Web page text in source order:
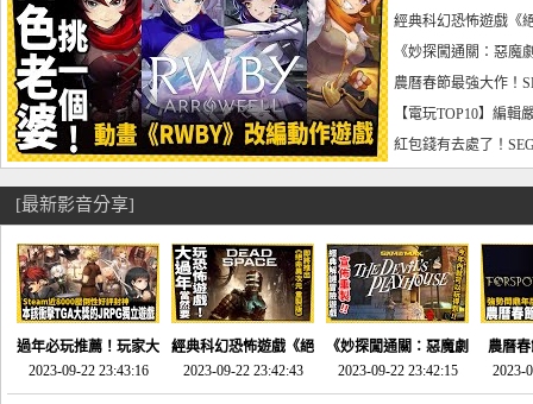
宅速配20230126
經典科幻恐怖遊戲《
懼體驗-電玩宅速配
《妙探闖通關：惡
到!!-電玩宅速配
農曆春節最強大作！
電玩宅速配20230123
【電玩TOP10】編
了，封面圖直接雷你
紅包錢有去處了！
宅速配20230119
[最新影音分享]
過年必玩推薦！玩家大
推的JRPG神作《神之
天平》介紹！-電玩宅
2023-09-22 23:43:16
經典科幻恐怖遊戲《絕
命異次元 重製版》重
回「石村號」的恐懼體
2023-09-22 23:42:43
《妙探闖通關：惡魔劇
場》將推出「重製
版」!!!今年就能玩到!!-
2023-09-22 23:42:15
農曆
SE社
動作角
2023-